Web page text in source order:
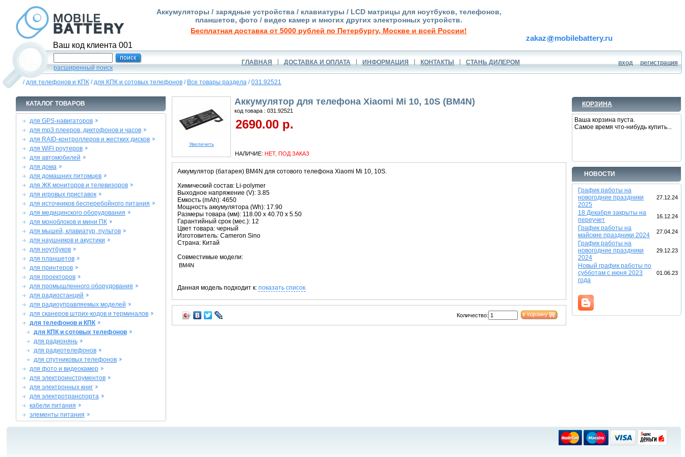
Ваш код клиента 001
Аккумуляторы / зарядные устройства / клавиатуры / LCD матрицы для ноутбуков, телефонов,
планшетов, фото / видео камер и многих других электронных устройств.
Бесплатная доставка от 5000 рублей по Петербургу, Москве и всей России!
zakaz mobilebattery.ru
расширенный поиск
ГЛАВНАЯ ДОСТАВКА И ОПЛАТА ИНФОРМАЦИЯ КОНТАКТЫ СТАНЬ ДИЛЕРОМ вход регистрация
/для телефонов и КПК /для КПК и сотовых телефонов / Все товары раздела /031.92521
КОРЗИНА
Ваша корзина пуста.
Самое время что-нибудь купить...
НОВОСТИ
График работы на
новогодние праздники
2025
27.12.24
18 Декабря закрыты на
переучет
16.12.24
График работы на
майские праздники 2024
27.04.24
График работы на
новогодние праздники
2024
29.12.23
Новый график работы по
субботам с июня 2023
года
01.06.23
КАТАЛОГ ТОВАРОВ
для GPS-навигаторов
для mp3 плееров, диктофонов и часов
для RAID-контроллеров и жестких дисков
для WiFi роутеров
для автомобилей
для дома
для домашних питомцев
для ЖК мониторов и телевизоров
для игровых приставок
для источников бесперебойного питания
для медицинского оборудования
для моноблоков и мини ПК
для мышей, клавиатур, пультов
для наушников и акустики
для ноутбуков
для планшетов
для принтеров
для проекторов
для промышленного оборудования
для радиостанций
для радиоуправляемых моделей
для сканеров штрих-кодов и терминалов
для телефонов и КПК
для КПК и сотовых телефонов
для радионянь
для радиотелефонов
для спутниковых телефонов
для фото и видеокамер
для электроинструментов
для электронных книг
для электротранспорта
кабели питания
элементы питания
Увеличить
Аккумулятор для телефона Xiaomi Mi 10, 10S (BM4N)
код товара : 031.92521
2690.00 р.
НАЛИЧИЕ: НЕТ, ПОД ЗАКАЗ
Аккумулятор (батарея) BM4N для сотового телефона Xiaomi Mi 10, 10S.
Химический состав: Li-polymer
Выходное напряжение (V): 3.85
Емкость (mAh): 4650
Мощность аккумулятора (Wh): 17.90
Размеры товара (мм): 118.00 x 40.70 x 5.50
Гарантийный срок (мес.): 12
Цвет товара: черный
Изготовитель: Cameron Sino
Страна: Китай
Совместимые модели:
BM4N
Данная модель подходит к: показать список
Количество: